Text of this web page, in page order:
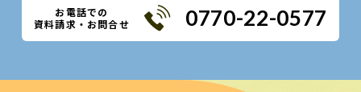
お電話での
資料請求・お問合せ
0770-22-0577